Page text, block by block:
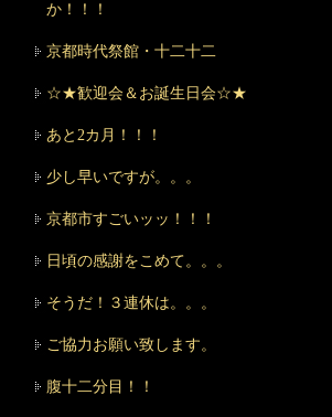
か！！！
京都時代祭館・十二十二
☆★歓迎会＆お誕生日会☆★
あと2カ月！！！
少し早いですが。。。
京都市すごいッッ！！！
日頃の感謝をこめて。。。
そうだ！３連休は。。。
ご協力お願い致します。
腹十二分目！！